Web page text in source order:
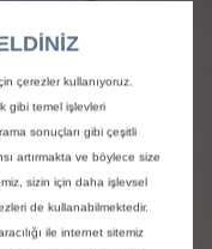
çerezler kullanıyoruz.
gibi temel işlevleri
sonuçları gibi çeşitli
artırmakta ve böylece size
sizin için daha işlevsel
de kullanabilmektedir.
ile internet sitemiz